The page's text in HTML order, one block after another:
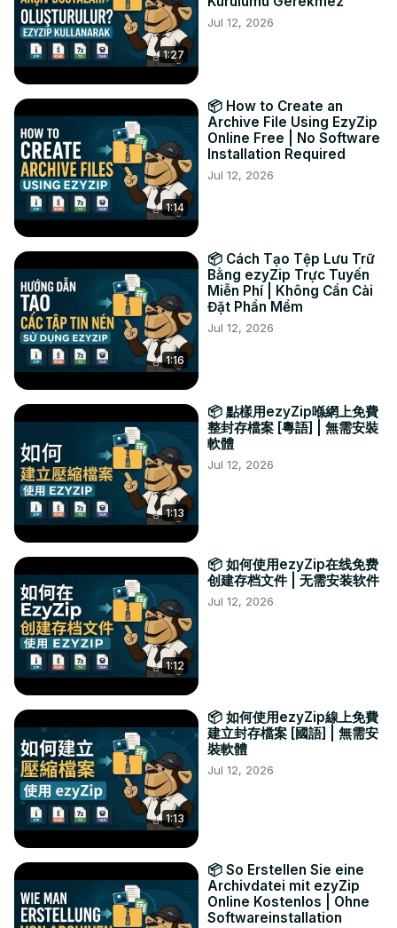
Facebook:
https://www.facebook.com/ezyzip/
1:27
Jul 12, 2026
1:14
📦 How to Create an
Archive File Using EzyZip
Online Free | No Software
Installation Required
Jul 12, 2026
1:16
📦 Cách Tạo Tệp Lưu Trữ
Bằng ezyZip Trực Tuyến
Miễn Phí | Không Cần Cài
Đặt Phần Mềm
Jul 12, 2026
1:13
📦 點樣用ezyZip喺網上免費
整封存檔案 [粵語] | 無需安裝
軟體
Jul 12, 2026
1:12
📦 如何使用ezyZip在线免费
创建存档文件 | 无需安装软件
Jul 12, 2026
1:13
📦 如何使用ezyZip線上免費
建立封存檔案 [國語] | 無需安
裝軟體
Jul 12, 2026
📦 So Erstellen Sie eine
Archivdatei mit ezyZip
Online Kostenlos | Ohne
Softwareinstallation